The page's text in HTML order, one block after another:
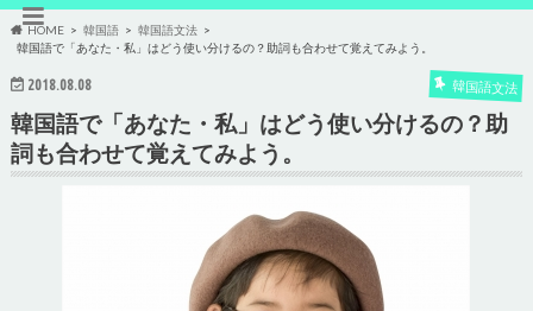
HOME 韓国語
韓国語文法
韓国語で「あなた・私」はどう使い分けるの？助詞も合わせて覚えてみよう。
2018.08.08 韓国語文法
韓国語で「あなた・私」はどう使い分けるの？助
詞も合わせて覚えてみよう。